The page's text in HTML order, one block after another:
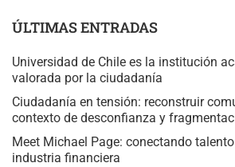
ÚLTIMAS ENTRADAS
Universidad de Chile es la institución
valorada por la ciudadanía
Ciudadanía en tensión: reconstruir
contexto de desconfianza y
Meet Michael Page: conectando
industria financiera